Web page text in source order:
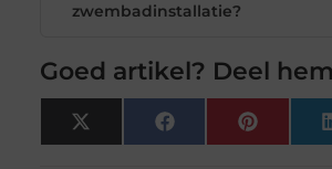
zwembadinstallatie?
Goed artikel? Deel
X
(Twitter)
FacebookPinterest